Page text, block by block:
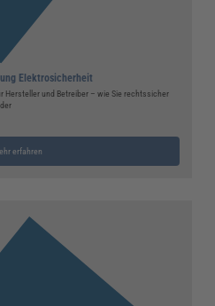
Elektrosicherheit
Hersteller und Betreiber – wie Sie rechtssicher
erfahren